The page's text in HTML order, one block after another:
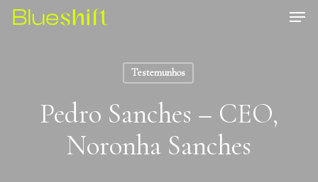
Skip
Menu
Testemunhos
Pedro Sanches – CEO,
Noronha Sanches